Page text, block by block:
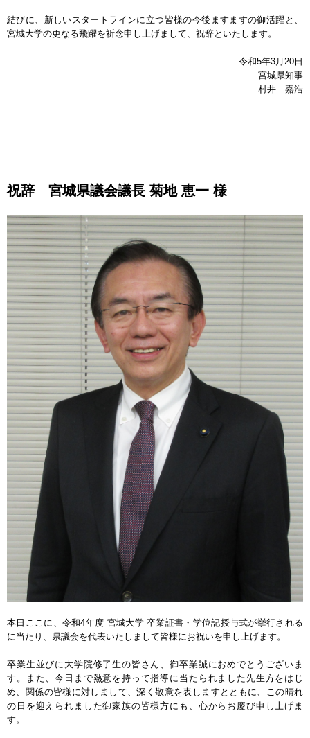
結びに、新しいスタートラインに立つ皆様の今後ますますの御活躍と、
宮城大学の更なる飛躍を祈念申し上げまして、祝辞といたします。
令和5年3月20日
宮城県知事
村井 嘉浩
祝辞 宮城県議会議長 菊地 恵一 様
本日ここに、令和4年度 宮城大学 卒業証書・学位記授与式が挙行される
に当たり、県議会を代表いたしまして皆様にお祝いを申し上げます。
卒業生並びに大学院修了生の皆さん、御卒業誠におめでとうございま
す。また、今日まで熱意を持って指導に当たられました先生方をはじ
め、関係の皆様に対しまして、深く敬意を表しますとともに、この晴れ
の日を迎えられました御家族の皆様方にも、心からお慶び申し上げま
す。